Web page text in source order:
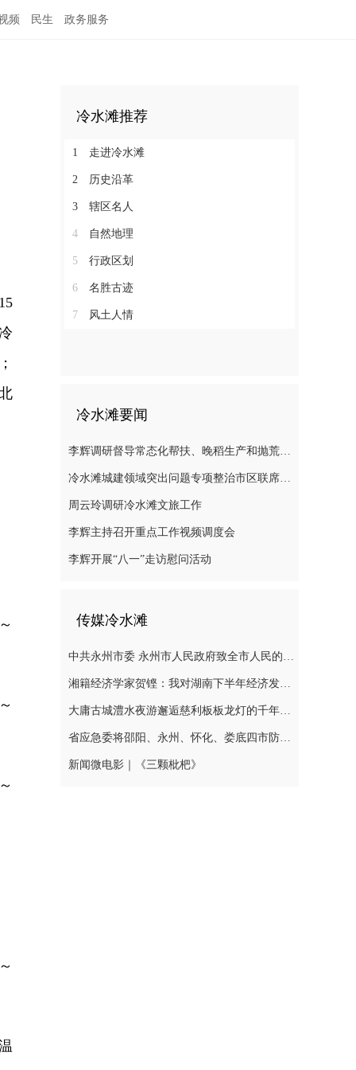
频 民生 政务服务
冷水滩推荐
1 走进冷水滩
2 历史沿革
3 辖区名人
4 自然地理
5 行政区划
6 名胜古迹
7 风土人情
冷水滩要闻
李辉调研督导常态化帮扶、晚稻生产和抛荒治理等工作
冷水滩城建领域突出问题专项整治市区联席会议召开
周云玲调研冷水滩文旅工作
李辉主持召开重点工作视频调度会
李辉开展“八一”走访慰问活动
传媒冷水滩
中共永州市委 永州市人民政府致全市人民的感谢信
湘籍经济学家贺铿：我对湖南下半年经济发展有信心
大庸古城澧水夜游邂逅慈利板板龙灯的千年浪漫
省应急委将邵阳、永州、怀化、娄底四市防汛抗灾应急响应提升至三级
新闻微电影｜《三颗枇杷》